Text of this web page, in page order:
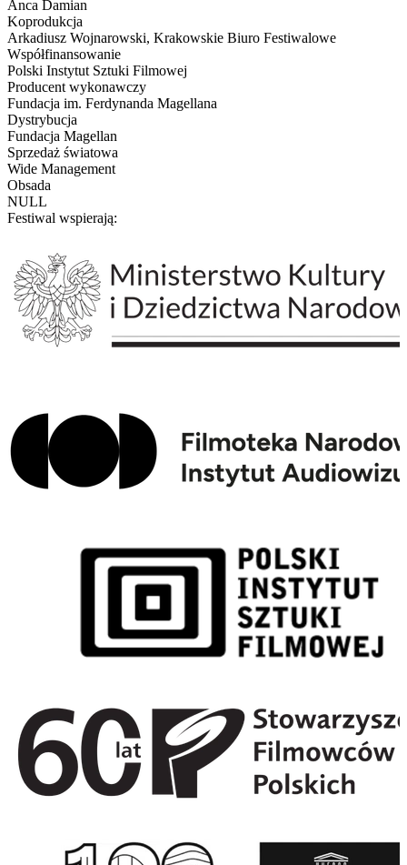
Anca Damian
Koprodukcja
Arkadiusz Wojnarowski, Krakowskie Biuro Festiwalowe
Współfinansowanie
Polski Instytut Sztuki Filmowej
Producent wykonawczy
Fundacja im. Ferdynanda Magellana
Dystrybucja
Fundacja Magellan
Sprzedaż światowa
Wide Management
Obsada
NULL
Festiwal wspierają: